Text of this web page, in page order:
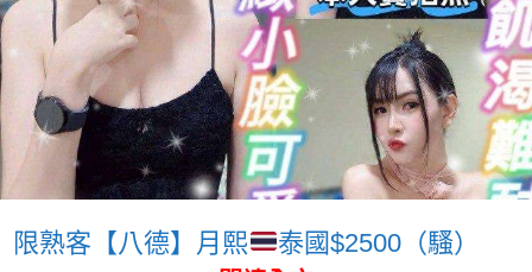
限熟客【八德】月熙 泰國$2500（騷）